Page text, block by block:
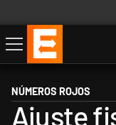
Economía
Política
Internacional
Actualidad
Descargá la App
NÚMEROS ROJOS
Ajuste